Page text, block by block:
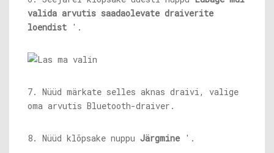
valida arvutis saadaolevate draiverite
loendist '.
7. Nüüd märkate selles aknas draivi, valige
oma arvutis Bluetooth-draiver.
8. Nüüd klõpsake nuppu Järgmine '.